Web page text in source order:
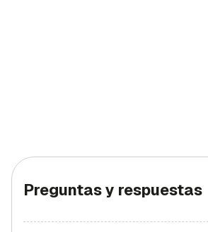
INICIAR SESIÓN
Preguntas y respuestas